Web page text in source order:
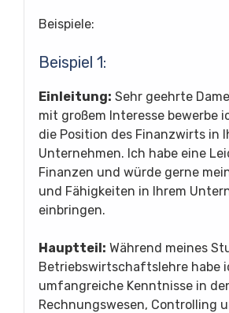
Beispiele:
Beispiel 1:
Einleitung: Sehr geehrte
mit großem Interesse bewerbe
die Position des Finanzwirts in
Unternehmen. Ich habe eine
Finanzen und würde gerne
und Fähigkeiten in Ihrem
einbringen.
Hauptteil: Während meines
Betriebswirtschaftslehre habe
umfangreiche Kenntnisse in
Rechnungswesen, Controlling